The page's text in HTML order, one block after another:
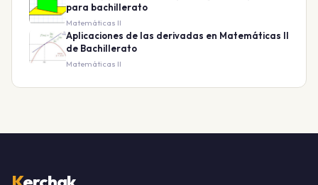
para bachillerato
Matemáticas II
Aplicaciones de las derivadas en Matemáticas II
de Bachillerato
Matemáticas II